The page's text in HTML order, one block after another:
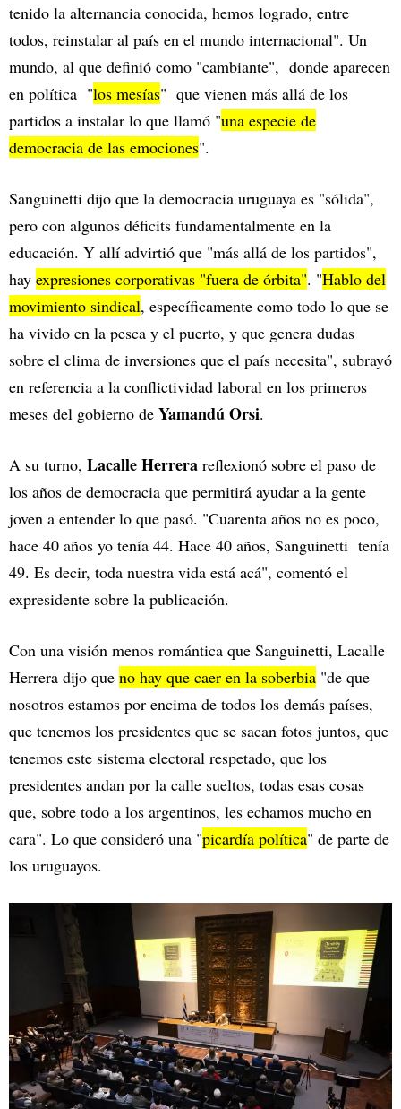
tenido la alternancia conocida, hemos logrado, entre
todos, reinstalar al país en el mundo internacional". Un
mundo, al que definió como "cambiante", donde aparecen
en política "los mesías" que vienen más allá de los
partidos a instalar lo que llamó "una especie de
democracia de las emociones".
Sanguinetti dijo que la democracia uruguaya es "sólida",
pero con algunos déficits fundamentalmente en la
educación. Y allí advirtió que "más allá de los partidos",
hay expresiones corporativas "fuera de órbita". "Hablo del
movimiento sindical, específicamente como todo lo que se
ha vivido en la pesca y el puerto, y que genera dudas
sobre el clima de inversiones que el país necesita", subrayó
en referencia a la conflictividad laboral en los primeros
meses del gobierno de Yamandú Orsi.
A su turno, Lacalle Herrera reflexionó sobre el paso de
los años de democracia que permitirá ayudar a la gente
joven a entender lo que pasó. "Cuarenta años no es poco,
hace 40 años yo tenía 44. Hace 40 años, Sanguinetti tenía
49. Es decir, toda nuestra vida está acá", comentó el
expresidente sobre la publicación.
Con una visión menos romántica que Sanguinetti, Lacalle
Herrera dijo que no hay que caer en la soberbia "de que
nosotros estamos por encima de todos los demás países,
que tenemos los presidentes que se sacan fotos juntos, que
tenemos este sistema electoral respetado, que los
presidentes andan por la calle sueltos, todas esas cosas
que, sobre todo a los argentinos, les echamos mucho en
cara". Lo que consideró una "picardía política" de parte de
los uruguayos.